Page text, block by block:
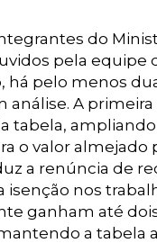
do
pela equipe
há pelo menos
análise. A
tabela, ampliando
o valor almejado
a renúncia de
isenção nos
ganham até
a tabela